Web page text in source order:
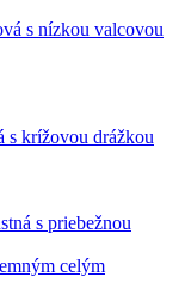
s nízkou valcovou
s krížovou drážkou
s priebežnou
celým